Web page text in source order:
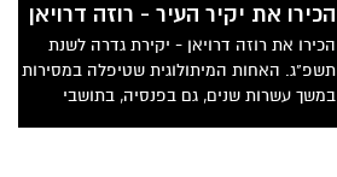
הכירו את יקיר העיר - רוזה דרויאן
הכירו את רוזה דרויאן - יקירת גדרה לשנת
תשפ"ג. האחות המיתולוגית שטיפלה במסירות
במשך עשרות שנים, גם בפנסיה, בתושבי